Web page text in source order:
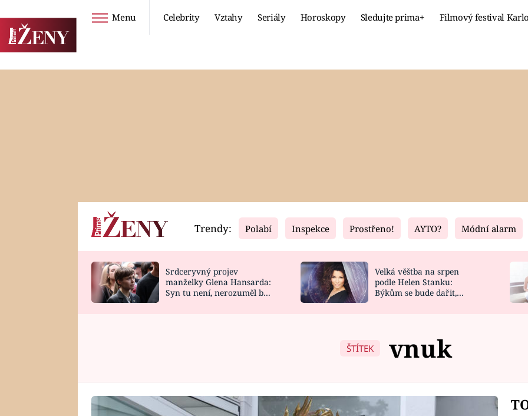
Menu Celebrity Vztahy Seriály Horoskopy Sledujte prima+ Filmový festival
Horoskopy
HOROSKOP NA
Video
CELEBRITY
VAŘENÍ
Fresh
NOVINKY
VIDEORECEPTY
Living
DESIGN
Trendy: Polabí Inspekce Prostřeno! AYTO? Módní alarm
Srdceryvný projev
manželky Glena Hansarda:
Syn tu není, nerozuměl by
Velká věštba na srpen
podle Helen Stanku:
Býkům se bude dařit,
ŠTÍTEK vnuk